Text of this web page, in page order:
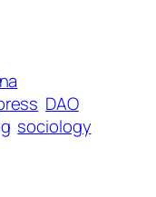
DAO
sociology